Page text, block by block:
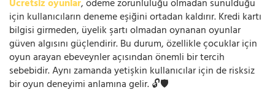
Ücretsiz oyunlar, ödeme zorunluluğu olmadan sunulduğu
için kullanıcıların deneme eşiğini ortadan kaldırır. Kredi kartı
bilgisi girmeden, üyelik şartı olmadan oynanan oyunlar
güven algısını güçlendirir. Bu durum, özellikle çocuklar için
oyun arayan ebeveynler açısından önemli bir tercih
sebebidir. Aynı zamanda yetişkin kullanıcılar için de risksiz
bir oyun deneyimi anlamına gelir. 🔓🛡️